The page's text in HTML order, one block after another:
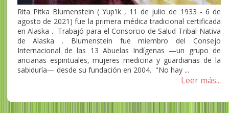
Rita Pitka Blumenstein ( Yup'ik , 11 de julio de 1933 - 6 de
agosto de 2021) fue la primera médica tradicional certificada
en Alaska . Trabajó para el Consorcio de Salud Tribal Nativa
de Alaska . Blumenstein fue miembro del Consejo
Internacional de las 13 Abuelas Indígenas —un grupo de
ancianas espirituales, mujeres medicina y guardianas de la
sabiduría— desde su fundación en 2004. "No hay ...
Leer más...